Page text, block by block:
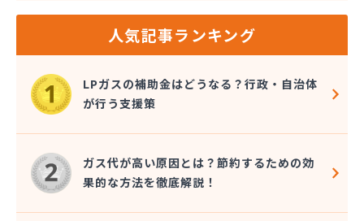
株式会社ガステム
株式会社ガスパル 岡崎販売所
株式会社カネコ
株式会社カネ庄
株式会社クラシアン岡崎支社
株式会社コクネ
株式会社コザカヤ 春日井営業所
株式会社コジマガス
株式会社コジマガス ライフアップサポート
株式会社コンプロ産工
株式会社シェル石油豊橋LPG充填工場
人気記事ランキング
LPガスの補助金はどうなる？行政・自治体
が行う支援策
ガス代が高い原因とは？節約するための効
果的な方法を徹底解説！